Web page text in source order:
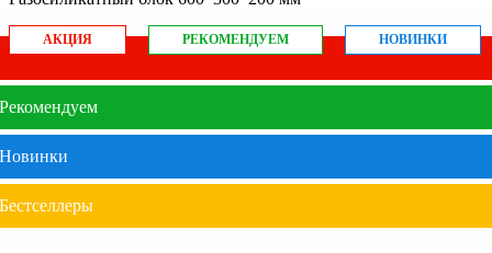
АКЦИЯ РЕКОМЕНДУЕМ НОВИНКИ
Рекомендуем
Новинки
Бестселлеры